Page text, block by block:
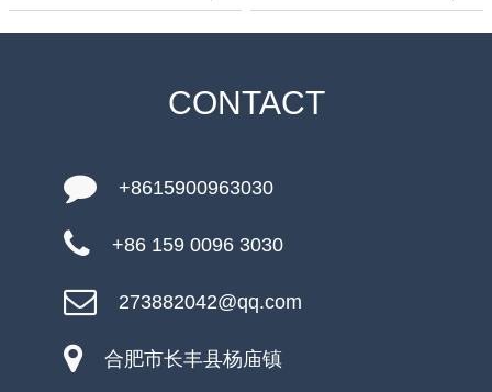
CONTACT
+8615900963030
+86 159 0096 3030
273882042@qq.com
合肥市长丰县杨庙镇